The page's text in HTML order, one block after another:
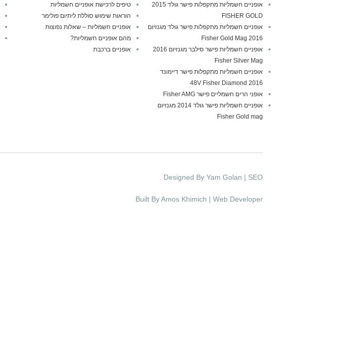
אופניים חשמליות מתקפלות פישר גולד 2015
FISHER GOLD
אופניים חשמליות מתקפלות פישר גולד מגנזיום
2016 Fisher Gold Mag
אופניים חשמליות פישר סילבר מגנזיום 2016
Fisher Silver Mag
אופניים חשמליות מתקפלות פישר דיימונד
2016 48V Fisher Diamond
אופני הרים חשמליים פישר Fisher AMG
אופניים חשמליות פישר גולד 2014 מגנזיום
Fisher Gold mag
טיפים לרכישת אופניים חשמליות
הוראות שימוש סוללת ליתיום פולימר
אופניים חשמליות – שאלות נפוצות
מהם אופניים חשמליות?
אופניים ברכבת
Designed By Yam Golan | SEO
Built By Amos Khimich | Web Developer